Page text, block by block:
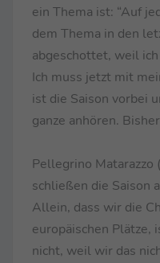
ein Thema ist: “Auf
dem Thema in den
abgeschottet, weil
Ich muss jetzt mit
ist die Saison vorbei
ganze anhören.
Pellegrino
schließen die Saison
Allein, dass wir die
europäischen Plätze,
nicht, weil wir das